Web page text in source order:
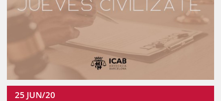
25 JUN/20